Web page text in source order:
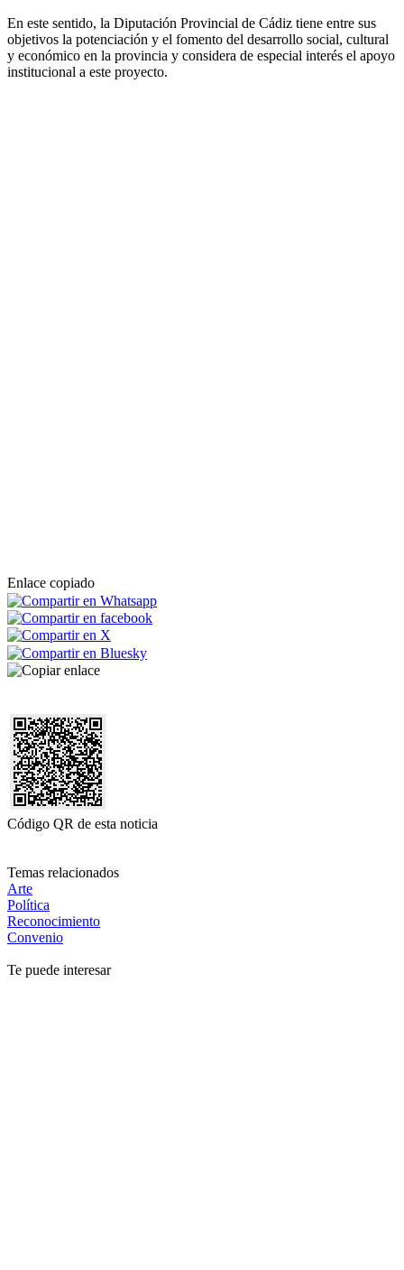
En este sentido, la Diputación Provincial de Cádiz tiene entre sus
objetivos la potenciación y el fomento del desarrollo social, cultural
y económico en la provincia y considera de especial interés el apoyo
institucional a este proyecto.
Enlace copiado
Código QR de esta noticia
Temas relacionados
Arte
Política
Reconocimiento
Convenio
Te puede interesar